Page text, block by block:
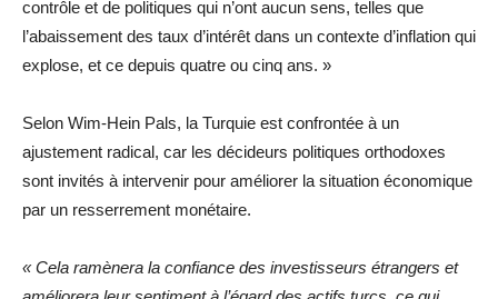
contrôle et de politiques qui n’ont aucun sens, telles que
l’abaissement des taux d’intérêt dans un contexte d’inflation qui
explose, et ce depuis quatre ou cinq ans. »
Selon Wim-Hein Pals, la Turquie est confrontée à un
ajustement radical, car les décideurs politiques orthodoxes
sont invités à intervenir pour améliorer la situation économique
par un resserrement monétaire.
« Cela ramènera la confiance des investisseurs étrangers et